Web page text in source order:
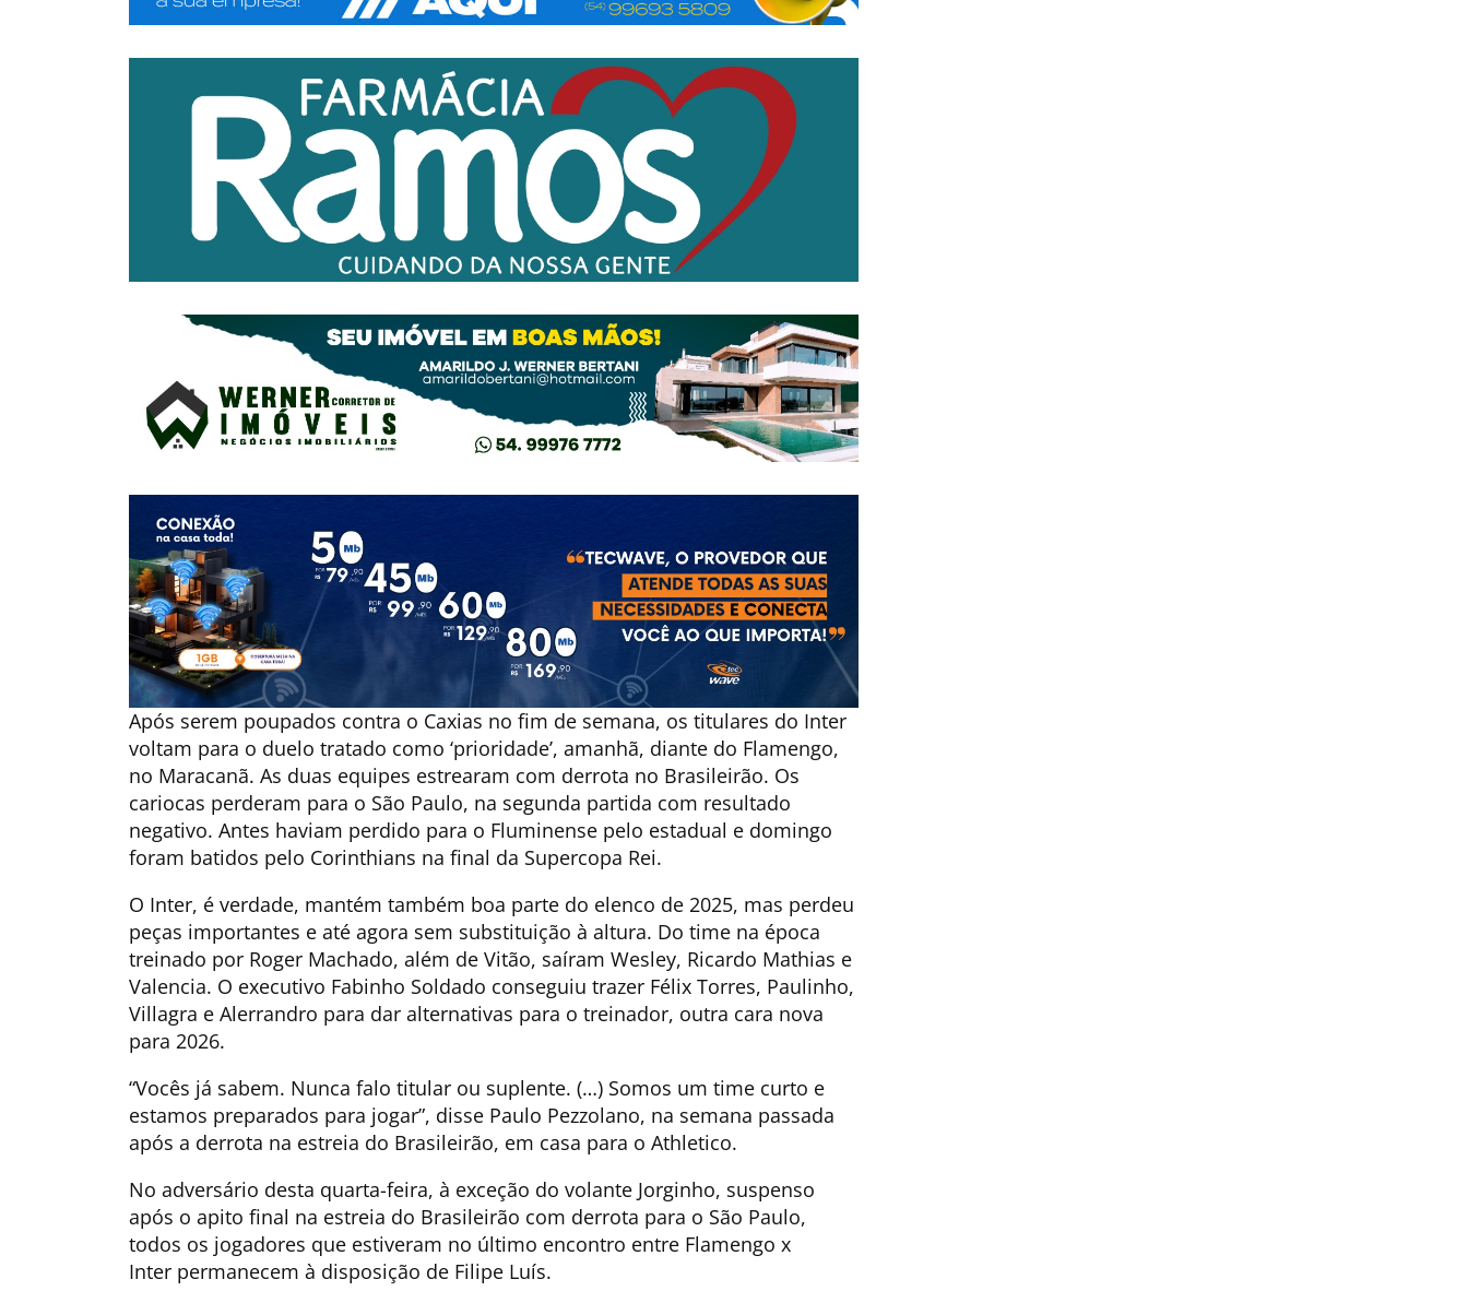
Após serem poupados contra o Caxias no fim de semana, os titulares do Inter
voltam para o duelo tratado como ‘prioridade’, amanhã, diante do Flamengo,
no Maracanã. As duas equipes estrearam com derrota no Brasileirão. Os
cariocas perderam para o São Paulo, na segunda partida com resultado
negativo. Antes haviam perdido para o Fluminense pelo estadual e domingo
foram batidos pelo Corinthians na final da Supercopa Rei.
O Inter, é verdade, mantém também boa parte do elenco de 2025, mas perdeu
peças importantes e até agora sem substituição à altura. Do time na época
treinado por Roger Machado, além de Vitão, saíram Wesley, Ricardo Mathias e
Valencia. O executivo Fabinho Soldado conseguiu trazer Félix Torres, Paulinho,
Villagra e Alerrandro para dar alternativas para o treinador, outra cara nova
para 2026.
“Vocês já sabem. Nunca falo titular ou suplente. (…) Somos um time curto e
estamos preparados para jogar”, disse Paulo Pezzolano, na semana passada
após a derrota na estreia do Brasileirão, em casa para o Athletico.
No adversário desta quarta-feira, à exceção do volante Jorginho, suspenso
após o apito final na estreia do Brasileirão com derrota para o São Paulo,
todos os jogadores que estiveram no último encontro entre Flamengo x
Inter permanecem à disposição de Filipe Luís.